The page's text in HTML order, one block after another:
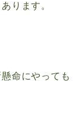
ります。
命にやっても